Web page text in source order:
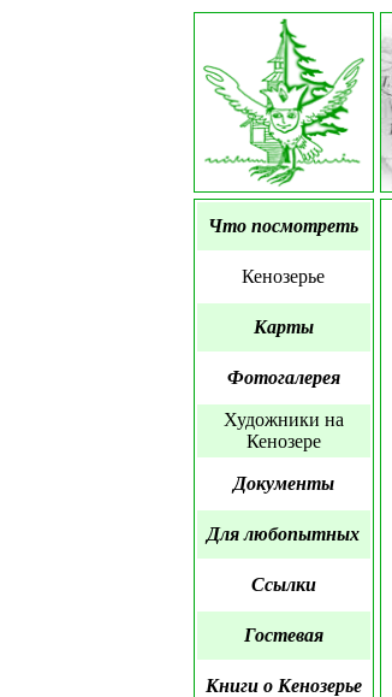
Что посмотреть
Кенозерье
Карты
Фотогалерея
Художники на
Кенозере
Документы
Для любопытных
Ссылки
Гостевая
Книги о Кенозерье